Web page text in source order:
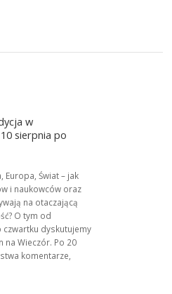
w
sierpnia po
Europa, Świat – jak
i naukowców oraz
na otaczającą
O tym od
czwartku dyskutujemy
na Wieczór. Po 20
komentarze,